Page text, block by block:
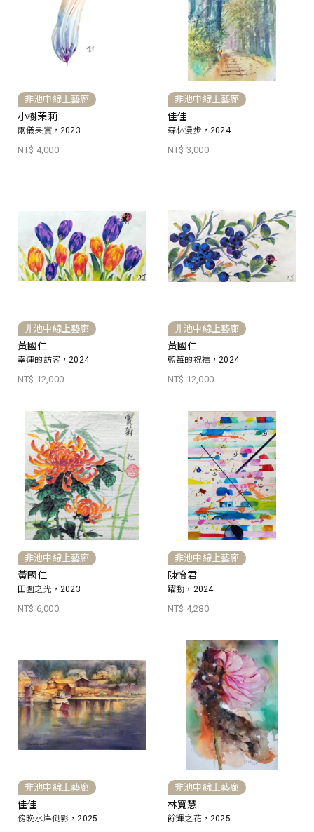
非池中線上藝廊
小樹茉莉
兩儀果實，2023
NT$ 4,000
非池中線上藝廊
佳佳
森林漫步，2024
NT$ 3,000
非池中線上藝廊
黃國仁
幸運的訪客，2024
NT$ 12,000
非池中線上藝廊
黃國仁
藍莓的祝福，2024
NT$ 12,000
非池中線上藝廊
黃國仁
田園之光，2023
NT$ 6,000
非池中線上藝廊
陳怡君
躍動，2024
NT$ 4,280
非池中線上藝廊
佳佳
傍晚水岸倒影，2025
非池中線上藝廊
林寬慧
餘輝之花，2025